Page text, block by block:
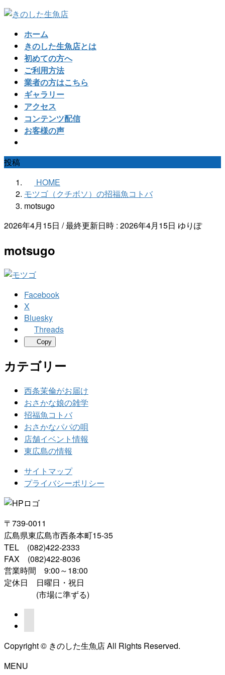
コ
ナ
ホーム
きのした生魚店とは
初めての方へ
ご利用方法
業者の方はこちら
ギャラリー
アクセス
コンテンツ配信
お客様の声
投稿
HOME
モツゴ（クチボソ）の招福魚コトバ
motsugo
2026年4月15日 / 最終更新日時 : 2026年4月15日 ゆりぽ
motsugo
Facebook
X
Bluesky
Threads
Copy
カテゴリー
西条茉倫がお届け
おさかな娘の雑学
招福魚コトバ
おさかなパパの唄
店舗イベント情報
東広島の情報
サイトマップ
プライバシーポリシー
〒739-0011
広島県東広島市西条本町15-35
TEL (082)422-2333
FAX (082)422-8036
営業時間 9:00～18:00
定休日 日曜日・祝日
(市場に準ずる)
Copyright © きのした生魚店 All Rights Reserved.
MENU